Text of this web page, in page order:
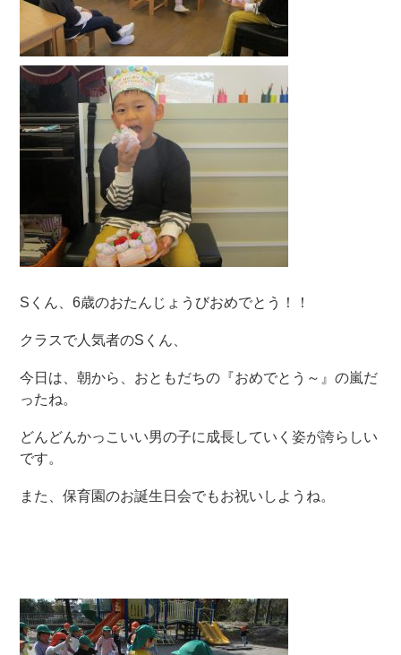
Sくん、6歳のおたんじょうびおめでとう！！
クラスで人気者のSくん、
今日は、朝から、おともだちの『おめでとう～』の嵐だ
ったね。
どんどんかっこいい男の子に成長していく姿が誇らしい
です。
また、保育園のお誕生日会でもお祝いしようね。